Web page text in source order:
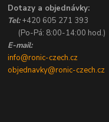
Dotazy a objednávky:
Tel:+420 605 271 393
(Po-Pá: 8:00-14:00 hod.)
E-mail:
info@ronic-czech.cz
objednavky@ronic-czech.cz